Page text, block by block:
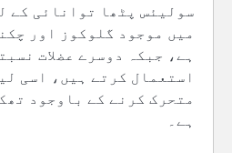
سولیئس پٹھا توانائی کے
میں موجود گلوکوز اور
ہے، جبکہ دوسرے عضلات
استعمال کرتے ہیں، اسی
متحرک کرنے کے باوجود
ہے۔